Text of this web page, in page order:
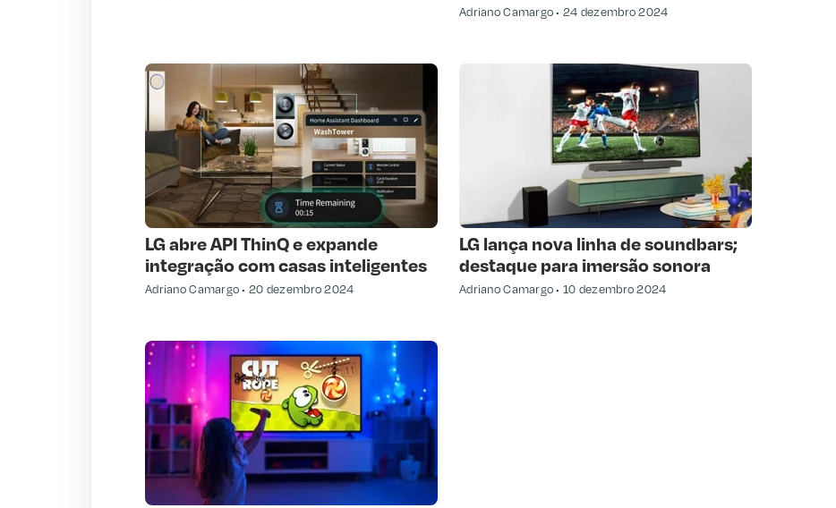
Adriano Camargo 24 dezembro 2024
LG abre API ThinQ e expande
integração com casas inteligentes
Adriano Camargo 20 dezembro 2024
LG lança nova linha de soundbars;
destaque para imersão sonora
Adriano Camargo 10 dezembro 2024